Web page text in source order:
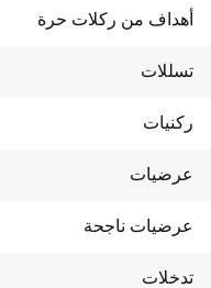
أهداف من ركلات حرة
تسللات
ركنيات
عرضيات
عرضيات ناجحة
تدخلات